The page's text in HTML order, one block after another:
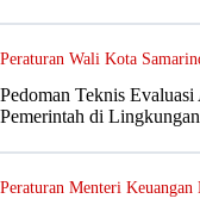
Peraturan Wali Kota
Pedoman Teknis
Pemerintah di
Peraturan Menteri